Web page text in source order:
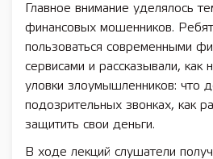
Главное внимание уделялось
финансовых мошенников.
пользоваться современными
сервисами и рассказывали, как
уловки злоумышленников: что
подозрительных звонках, как
защитить свои деньги.
В ходе лекций слушатели